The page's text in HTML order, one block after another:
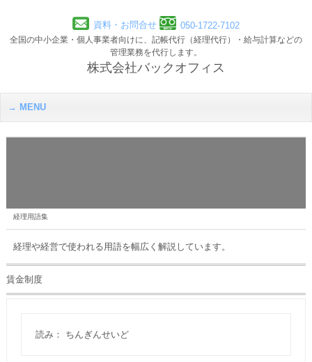
資料・お問合せ 050-1722-7102
全国の中小企業・個人事業者向けに、記帳代行（経理代行）・給与計算などの
管理業務を代行します。
株式会社バックオフィス
MENU
経理用語集
経理や経営で使われる用語を幅広く解説しています。
賃金制度
読み： ちんぎんせいど